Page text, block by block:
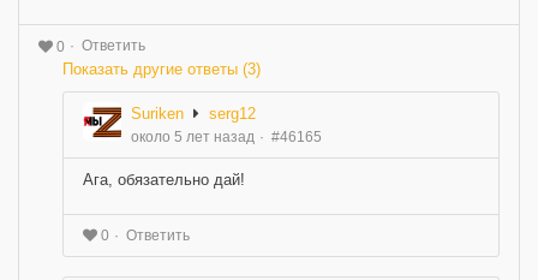
0 Ответить
Показать другие ответы (3)
Suriken serg12
около 5 лет назад #46165
Ага, обязательно дай!
0 Ответить